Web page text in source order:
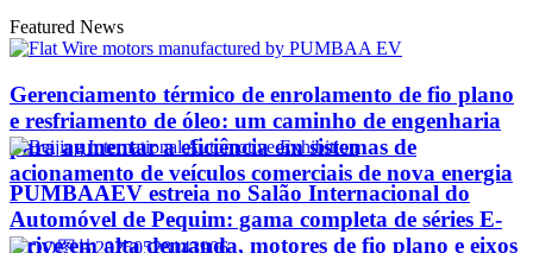
Featured News
Gerenciamento térmico de enrolamento de fio plano
e resfriamento de óleo: um caminho de engenharia
para aumentar a eficiência em sistemas de
acionamento de veículos comerciais de nova energia
PUMBAAEV estreia no Salão Internacional do
Automóvel de Pequim: gama completa de séries E-
Drive em alta demanda, motores de fio plano e eixos